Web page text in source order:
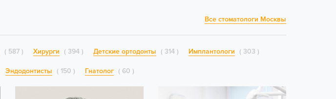
Все стоматологи Москвы
587 Хирурги 394 Детские ортодонты 314 Имплантологи 303
Эндодонтисты 150 Гнатолог 60